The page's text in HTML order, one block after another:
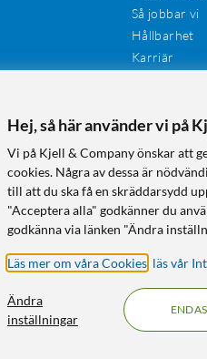
Så jobbar vi
Hållbarhet
Karriär
Hej, så här använder vi på
Vi på Kjell & Company önskar att
cookies. Några av dessa är
till att du ska få en skräddarsydd
"Acceptera alla" godkänner du
godkänna via länken "Ändra
Läs mer om våra Cookies läs vår
Ändra
inställningar